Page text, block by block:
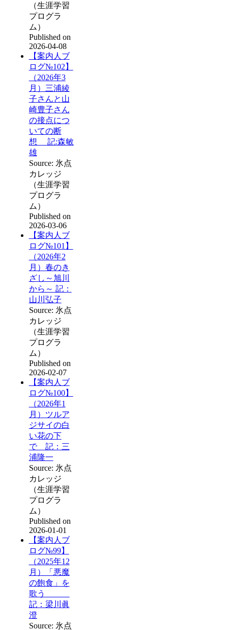
（生涯学習
プログラ
ム）
Published on
2026-04-08
【案内人ブ
ログ№102】
（2026年3
月）三浦綾
子さんと山
崎豊子さん
の接点につ
いての断
想 記:森敏
雄
Source: 氷点
カレッジ
（生涯学習
プログラ
ム）
Published on
2026-03-06
【案内人ブ
ログ№101】
（2026年2
月）春のき
ざし～旭川
から～ 記：
山川弘子
Source: 氷点
カレッジ
（生涯学習
プログラ
ム）
Published on
2026-02-07
【案内人ブ
ログ№100】
（2026年1
月）ツルア
ジサイの白
い花の下
で 記：三
浦隆一
Source: 氷点
カレッジ
（生涯学習
プログラ
ム）
Published on
2026-01-01
【案内人ブ
ログ№99】
（2025年12
月）「悪魔
の飽食」を
歌う
記：梁川眞
澄
Source: 氷点